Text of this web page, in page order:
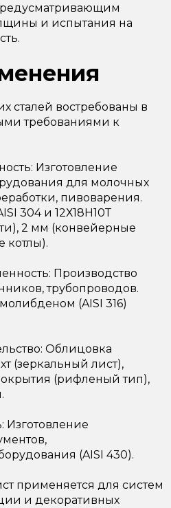
и испытания на
сталей востребованы в
требованиями к
Изготовление
для молочных
пивоварения.
304 и 12Х18Н10Т
2 мм (конвейерные
котлы).
Производство
трубопроводов.
(AISI 316)
Облицовка
(зеркальный лист),
(рифленый тип),
Изготовление
(AISI 430).
применяется для систем
и декоративных